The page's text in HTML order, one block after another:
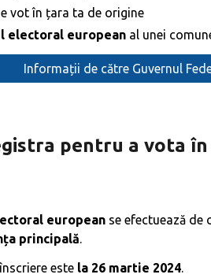
vot în țara ta de origine
electoral european al unei
Informații de către Guvernul
pentru a vota
european se efectuează de
principală.
este la 26 martie 2024.